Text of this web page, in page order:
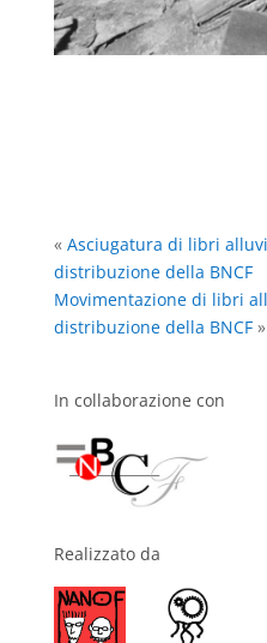
« Asciugatura di libri
distribuzione della BNCF
Movimentazione di libri
distribuzione della BNCF»
In collaborazione con
Realizzato da